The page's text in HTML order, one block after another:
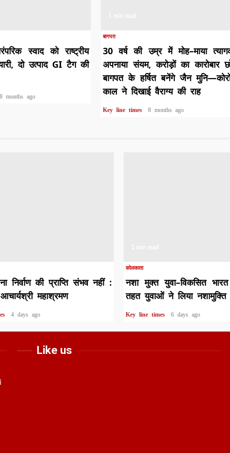
स्वाद को राष्ट्रीय
दो उत्पाद GI टैग की
8 months ago
बागपत
30 वर्ष की उम्र में मोह–माया
अपनाया संयम, करोड़ों का कारोबार
बागपत के हर्षित बनेंगे जैन
काल ने दिखाई वैराग्य की राह
Key line times 8 months ago
निर्वाण की प्राप्ति संभव नहीं :
महाश्रमण
4 days ago
कोलकाता
नशा मुक्त युवा–विकसित
तहत युवाओं ने लिया
Key line times 6 days ago
Like us